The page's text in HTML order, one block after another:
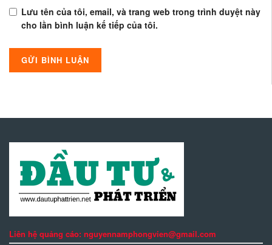
Lưu tên của tôi, email, và trang web trong trình duyệt này
cho lần bình luận kế tiếp của tôi.
Liên hệ quảng cáo: nguyennamphongvien@gmail.com